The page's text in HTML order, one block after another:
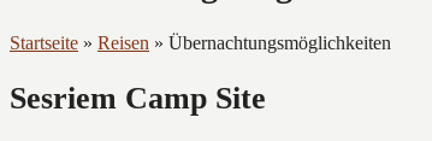
Startseite » Reisen » Übernachtungsmöglichkeiten
Sesriem Camp Site